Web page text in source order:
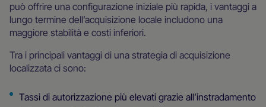
può offrire una configurazione iniziale più rapida, i vantaggi a
lungo termine dell’acquisizione locale includono una
maggiore stabilità e costi inferiori.
Tra i principali vantaggi di una strategia di acquisizione
localizzata ci sono:
Tassi di autorizzazione più elevati grazie all’instradamento